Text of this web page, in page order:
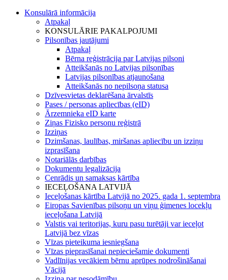
Konsulārā informācija
Atpakaļ
KONSULĀRIE PAKALPOJUMI
Pilsonības jautājumi
Atpakaļ
Bērna reģistrācija par Latvijas pilsoni
Atteikšanās no Latvijas pilsonības
Latvijas pilsonības atjaunošana
Atteikšanās no nepilsoņa statusa
Dzīvesvietas deklarēšana ārvalstīs
Pases / personas apliecības (eID)
Ārzemnieka eID karte
Ziņas Fizisko personu reģistrā
Izziņas
Dzimšanas, laulības, miršanas apliecību un izziņu
izprasīšana
Notariālās darbības
Dokumentu legalizācija
Cenrādis un samaksas kārtība
IECEĻOŠANA LATVIJĀ
Ieceļošanas kārtība Latvijā no 2025. gada 1. septembra
Eiropas Savienības pilsoņu un viņu ģimenes locekļu
ieceļošana Latvijā
Valstis vai teritorijas, kuru pasu turētāji var ieceļot
Latvijā bez vīzas
Vīzas pieteikuma iesniegšana
Vīzas pieprasīšanai nepieciešamie dokumenti
Vadlīnijas vecākiem bērnu aprūpes nodrošināšanai
Vācijā